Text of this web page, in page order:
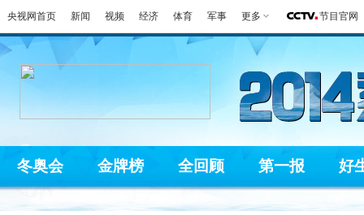
央视网首页 新闻 视频 经济 体育 军事 更多 节目官网
冬奥会 金牌榜 全回顾 第一报 好